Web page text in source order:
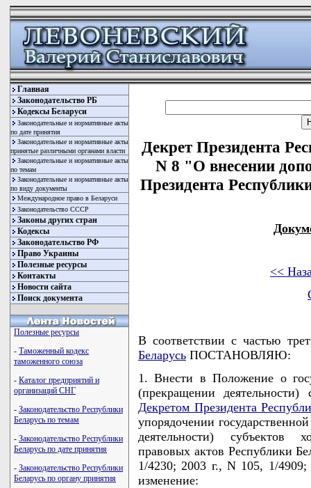
Главная
Законодательство РБ
Кодексы Беларуси
Законодательные и нормативные акты
по дате принятия
Законодательные и нормативные акты
принятые различными органами власти
Законодательные и нормативные акты
по темам
Законодательные и нормативные акты
по виду документы
Международное право в Беларуси
Законодательство СССР
Законы других стран
Кодексы
Законодательство РФ
Право Украины
Полезные ресурсы
Контакты
Новости сайта
Поиск документа
Полезные ресурсы
- Таможенный кодекс
таможенного союза
- Каталог предприятий и
организаций СНГ
- Законодательство Республики
Беларусь по темам
- Законодательство Республики
Беларусь по дате принятия
- Законодательство Республики
Беларусь по органу принятия
Декрет Президента
N 8 "О внесении
Президента
<<
В соответствии с частью
Беларусь ПОСТАНОВЛЯЮ:
1. Внести в Положение о
(прекращении деятельности)
Декретом Президента
упорядочении
деятельности) субъектов
правовых актов Республики
1/4230; 2003 г., N 105, 1/
изменение: